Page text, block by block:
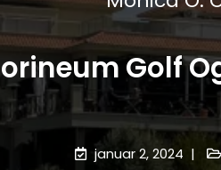
Golf
januar 2, 2024